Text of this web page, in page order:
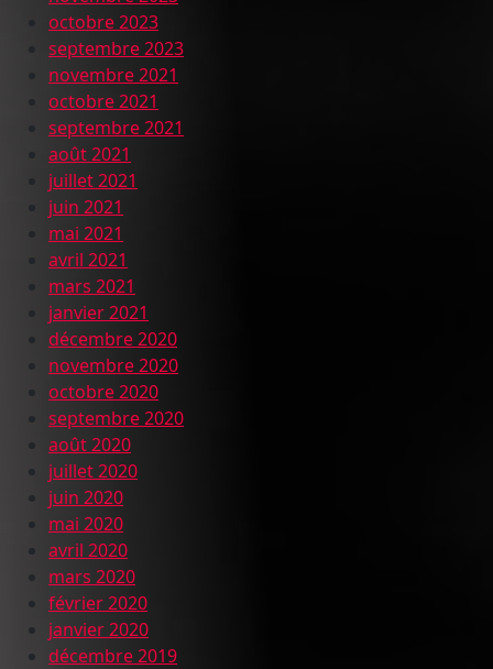
octobre 2023
septembre 2023
novembre 2021
octobre 2021
septembre 2021
août 2021
juillet 2021
juin 2021
mai 2021
avril 2021
mars 2021
janvier 2021
décembre 2020
novembre 2020
octobre 2020
septembre 2020
août 2020
juillet 2020
juin 2020
mai 2020
avril 2020
mars 2020
février 2020
janvier 2020
décembre 2019